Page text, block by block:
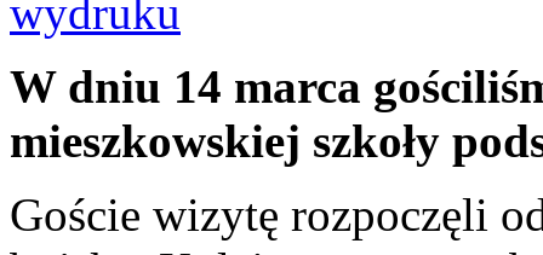
W dniu 14 marca
mieszkowskiej szkoły
Goście wizytę rozpoczęli